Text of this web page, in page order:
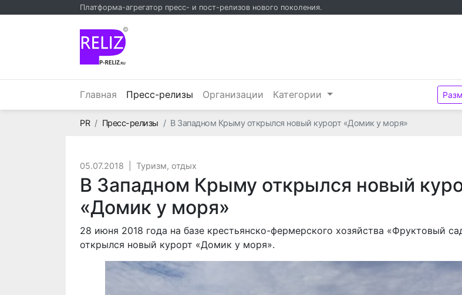
Платформа-агрегатор пресс- и пост-релизов нового поколения.
©
Главная Пресс-релизы (текущий)
Организации Категории
PRГлавная
Пресс-релизы В Западном Крыму открылся новый курорт «Домик у моря»
05.07.2018 Туризм, отдых
В Западном Крыму открылся новый
«Домик у моря»
28 июня 2018 года на базе крестьянско-фермерского хозяйства «Фруктовый
открылся новый курорт «Домик у моря».